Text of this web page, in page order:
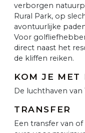
verborgen
Rural Park, op
avontuurlijke
Voor
direct naast het
de kliffen reiken.
KOM JE MET
De luchthaven
TRANSFER
Een transfer van